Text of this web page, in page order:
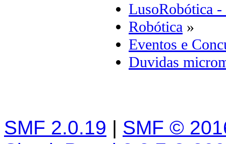
LusoRobótica -
Robótica »
Eventos e
Duvidas
SMF 2.0.19 | SMF ©